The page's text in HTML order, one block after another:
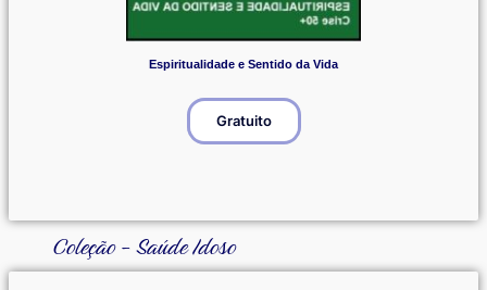
Espiritualidade e Sentido da Vida
Gratuito
Coleção - Saúde Idoso